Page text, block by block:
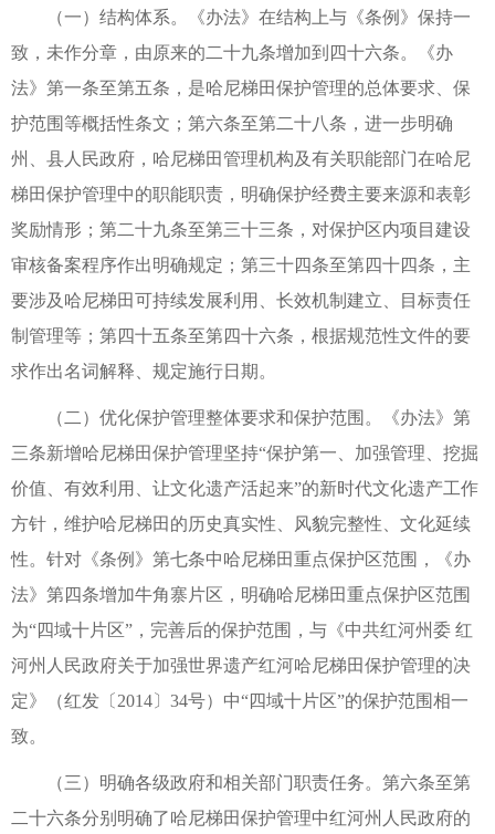
（一）结构体系。《办法》在结构上与《条例》保持一
致，未作分章，由原来的二十九条增加到四十六条。《办
法》第一条至第五条，是哈尼梯田保护管理的总体要求、保
护范围等概括性条文；第六条至第二十八条，进一步明确
州、县人民政府，哈尼梯田管理机构及有关职能部门在哈尼
梯田保护管理中的职能职责，明确保护经费主要来源和表彰
奖励情形；第二十九条至第三十三条，对保护区内项目建设
审核备案程序作出明确规定；第三十四条至第四十四条，主
要涉及哈尼梯田可持续发展利用、长效机制建立、目标责任
制管理等；第四十五条至第四十六条，根据规范性文件的要
求作出名词解释、规定施行日期。
（二）优化保护管理整体要求和保护范围。《办法》第
三条新增哈尼梯田保护管理坚持“保护第一、加强管理、挖掘
价值、有效利用、让文化遗产活起来”的新时代文化遗产工作
方针，维护哈尼梯田的历史真实性、风貌完整性、文化延续
性。针对《条例》第七条中哈尼梯田重点保护区范围，《办
法》第四条增加牛角寨片区，明确哈尼梯田重点保护区范围
为“四域十片区”，完善后的保护范围，与《中共红河州委 红
河州人民政府关于加强世界遗产红河哈尼梯田保护管理的决
定》（红发〔2014〕34号）中“四域十片区”的保护范围相一
致。
（三）明确各级政府和相关部门职责任务。第六条至第
二十六条分别明确了哈尼梯田保护管理中红河州人民政府的